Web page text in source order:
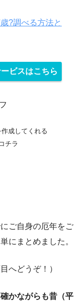
?調べる方法と
ビスはこちら
成してくれる
チラ
ご自身の厄年をご
にまとめました。
へどうぞ！）
かながらも昔（平